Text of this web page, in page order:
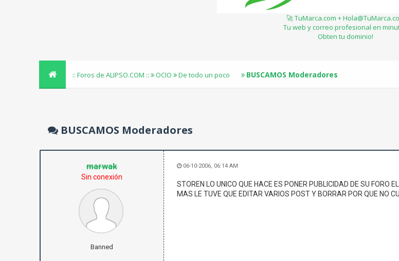
🚀 TuMarca.com +
Tu web y correo profesional en
Obten tu dominio!
:: Foros de ALIPSO.COM :: OCIO De todo un poco BUSCAMOS Moderadores
BUSCAMOS Moderadores
marwak
Sin conexión
Banned
06-10-2006, 06:14 AM
STOREN LO UNICO QUE HACE ES PONER PUBLICIDAD DE SU
MAS LE TUVE QUE EDITAR VARIOS POST Y BORRAR POR QUE NO